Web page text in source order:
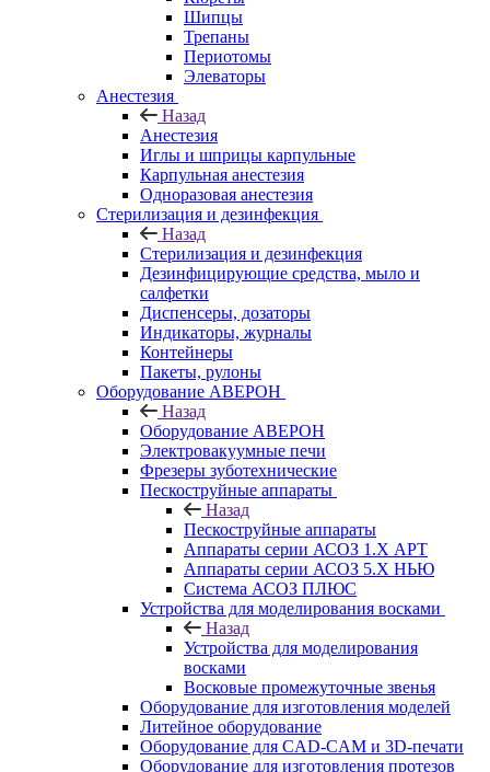
Шипцы
Трепаны
Периотомы
Элеваторы
Анестезия
Назад
Анестезия
Иглы и шприцы карпульные
Карпульная анестезия
Одноразовая анестезия
Стерилизация и дезинфекция
Назад
Стерилизация и дезинфекция
Дезинфицирующие средства, мыло и
салфетки
Диспенсеры, дозаторы
Индикаторы, журналы
Контейнеры
Пакеты, рулоны
Оборудование АВЕРОН
Назад
Оборудование АВЕРОН
Электровакуумные печи
Фрезеры зуботехнические
Пескоструйные аппараты
Назад
Пескоструйные аппараты
Аппараты серии АСОЗ 1.Х АРТ
Аппараты серии АСОЗ 5.Х НЬЮ
Система АСОЗ ПЛЮС
Устройства для моделирования восками
Назад
Устройства для моделирования
восками
Восковые промежуточные звенья
Оборудование для изготовления моделей
Литейное оборудование
Оборудование для CAD-CAM и 3D-печати
Оборудование для изготовления протезов